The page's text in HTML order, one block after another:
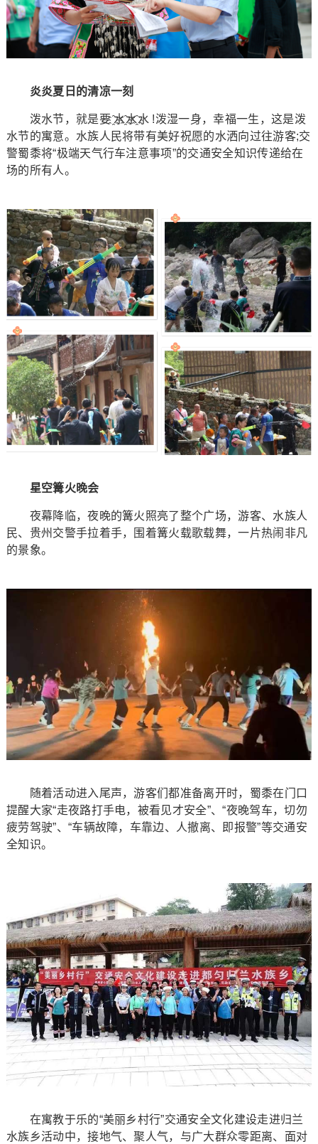
炎炎夏日的清凉一刻
泼水节，就是要 ҈水҈水҈水 !泼湿一身，幸福一生，这是泼
水节的寓意。水族人民将带有美好祝愿的水洒向过往游客;交
警蜀黍将“极端天气行车注意事项”的交通安全知识传递给在
场的所有人。
星空篝火晚会
夜幕降临，夜晚的篝火照亮了整个广场，游客、水族人
民、贵州交警手拉着手，围着篝火载歌载舞，一片热闹非凡
的景象。
随着活动进入尾声，游客们都准备离开时，蜀黍在门口
提醒大家“走夜路打手电，被看见才安全”、“夜晚驾车，切勿
疲劳驾驶”、“车辆故障，车靠边、人撤离、即报警”等交通安
全知识。
在寓教于乐的“美丽乡村行”交通安全文化建设走进归兰
水族乡活动中，接地气、聚人气，与广大群众零距离、面对